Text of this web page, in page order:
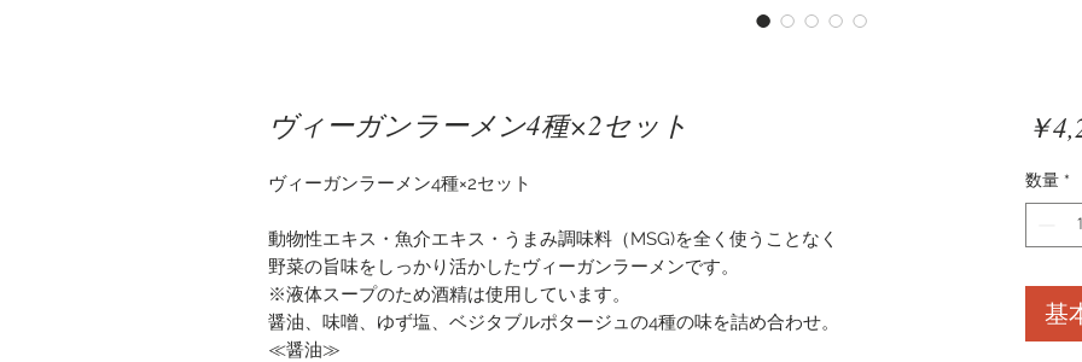
ヴィーガンラーメン4種×2セット
ヴィーガンラーメン4種×2セット
動物性エキス・魚介エキス・うまみ調味料（MSG)を全く使うことなく
野菜の旨味をしっかり活かしたヴィーガンラーメンです。
※液体スープのため酒精は使用しています。
醤油、味噌、ゆず塩、ベジタブルポタージュの4種の味を詰め合わせ。
≪醤油≫
￥
数量 *
基